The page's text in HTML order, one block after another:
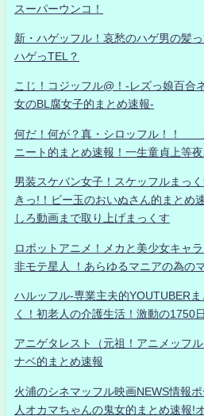
スーパーウンコ！
新・ハゲッフル！哀愁のハゲ男の髪
ハゲっTEL？
こじ！コジッフル@！-レズっ娘百合
女のBL腐女子的まとめ速報-
何だ！何が？真・シロッフル！！
ニート的まとめ速報！一生童貞上等夜
男装スケバン女子！スケッフルまっ
きっ!！ビー玉のおいぬさん的まと
しろ動画まで取り上げまっくす
ロボットアニメ！メカと美少女キャ
非モテ星人 ！あらゆるマニアの為の
ハルッフル-専業主夫的YOUTUBER
く！初老人の介護生活！激動の1750日
アニゲタレスト（元祖！アニメッフ
ナベ的まとめ速報
火浦のシネマッフル映画NEWS情報
人オカマちゃんの鬼女的まとめ速報!